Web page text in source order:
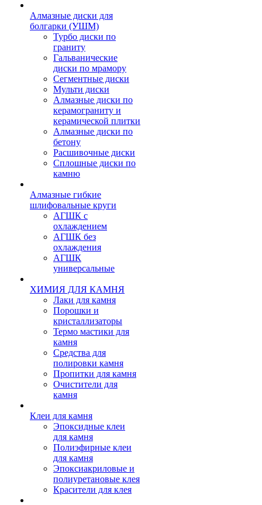
Алмазные диски для
болгарки (УШМ)
Турбо диски по
граниту
Гальванические
диски по мрамору
Сегментные диски
Мульти диски
Алмазные диски по
керамограниту и
керамической плитки
Алмазные диски по
бетону
Расшивочные диски
Сплошные диски по
камню
Алмазные гибкие
шлифовальные круги
АГШК с
охлаждением
АГШК без
охлаждения
АГШК
универсальные
ХИМИЯ ДЛЯ КАМНЯ
Лаки для камня
Порошки и
кристаллизаторы
Термо мастики для
камня
Средства для
полировки камня
Пропитки для камня
Очистители для
камня
Клеи для камня
Эпоксидные клеи
для камня
Полиэфирные клеи
для камня
Эпоксиакриловые и
полиуретановые клея
Красители для клея